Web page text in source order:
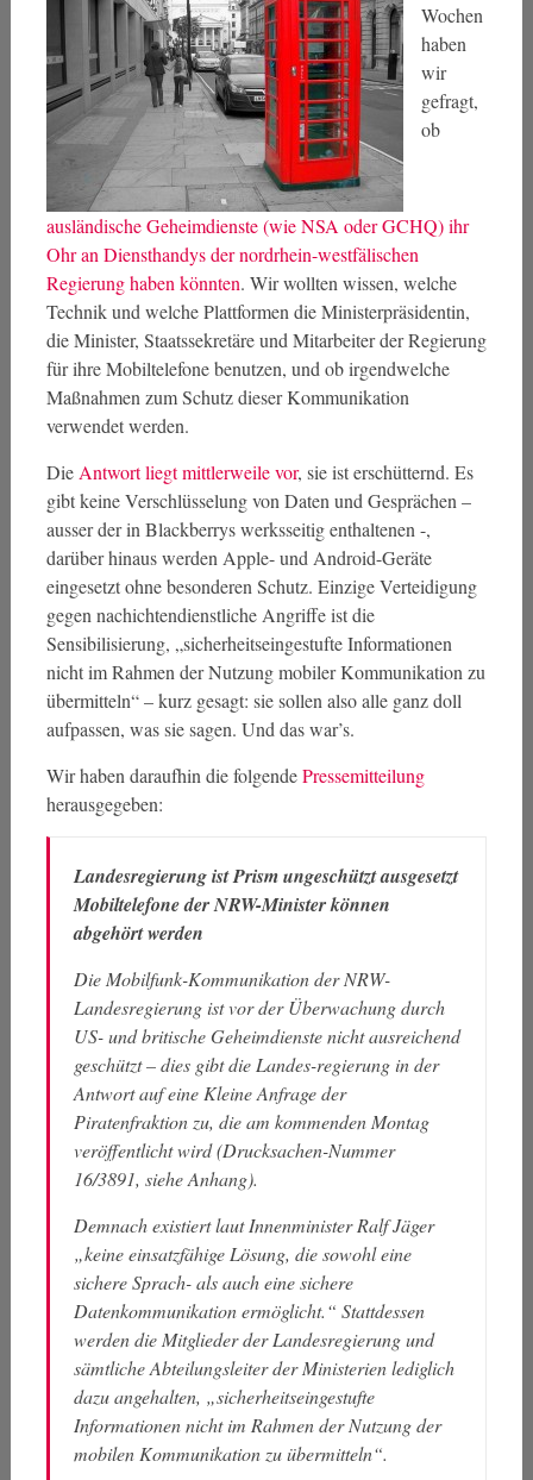
Wochen
haben
wir
gefragt,
ob
ausländische Geheimdienste (wie NSA oder GCHQ) ihr
Ohr an Diensthandys der nordrhein-westfälischen
Regierung haben könnten. Wir wollten wissen, welche
Technik und welche Plattformen die Ministerpräsidentin,
die Minister, Staatssekretäre und Mitarbeiter der Regierung
für ihre Mobiltelefone benutzen, und ob irgendwelche
Maßnahmen zum Schutz dieser Kommunikation
verwendet werden.
Die Antwort liegt mittlerweile vor, sie ist erschütternd. Es
gibt keine Verschlüsselung von Daten und Gesprächen –
ausser der in Blackberrys werksseitig enthaltenen -,
darüber hinaus werden Apple- und Android-Geräte
eingesetzt ohne besonderen Schutz. Einzige Verteidigung
gegen nachichtendienstliche Angriffe ist die
Sensibilisierung, „sicherheitseingestufte Informationen
nicht im Rahmen der Nutzung mobiler Kommunikation zu
übermitteln“ – kurz gesagt: sie sollen also alle ganz doll
aufpassen, was sie sagen. Und das war’s.
Wir haben daraufhin die folgendePressemitteilung
herausgegeben:
Landesregierung ist Prism ungeschützt ausgesetzt
Mobiltelefone der NRW-Minister können
abgehört werden
Die Mobilfunk-Kommunikation der NRW-
Landesregierung ist vor der Überwachung durch
US- und britische Geheimdienste nicht ausreichend
geschützt – dies gibt die Landes-regierung in der
Antwort auf eine Kleine Anfrage der
Piratenfraktion zu, die am kommenden Montag
veröffentlicht wird (Drucksachen-Nummer
16/3891, siehe Anhang).
Demnach existiert laut Innenminister Ralf Jäger
„keine einsatzfähige Lösung, die sowohl eine
sichere Sprach- als auch eine sichere
Datenkommunikation ermöglicht.“ Stattdessen
werden die Mitglieder der Landesregierung und
sämtliche Abteilungsleiter der Ministerien lediglich
dazu angehalten, „sicherheitseingestufte
Informationen nicht im Rahmen der Nutzung der
mobilen Kommunikation zu übermitteln“.